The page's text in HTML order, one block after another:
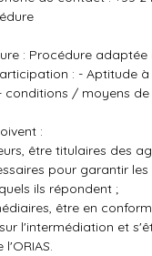
: Procédure adaptée
: - Aptitude
conditions / moyens de
:
être titulaires des
pour garantir les
ils répondent ;
être en
l'intermédiation et